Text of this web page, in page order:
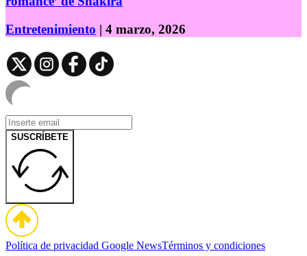
Entretenimiento | 4 marzo, 2026
SUSCRÍBETE
Política de privacidad Google NewsTérminos y condiciones